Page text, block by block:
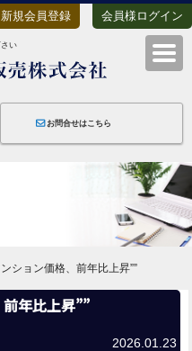
新規会員登録 会員様ログイン
い
お問合せはこちら
ション価格、前年比上昇””
年比上昇””
2026.01.23